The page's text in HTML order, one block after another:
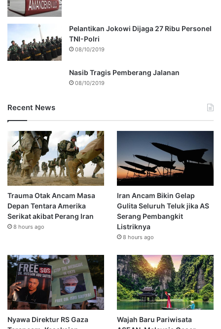
Pelantikan Jokowi Dijaga 27 Ribu Personel
TNI-Polri
08/10/2019
Nasib Tragis Pemberang Jalanan
08/10/2019
Recent News
Trauma Otak Ancam Masa
Depan Tentara Amerika
Serikat akibat Perang Iran
8 hours ago
Iran Ancam Bikin Gelap
Gulita Seluruh Teluk jika AS
Serang Pembangkit
Listriknya
8 hours ago
Nyawa Direktur RS Gaza
Wajah Baru Pariwisata